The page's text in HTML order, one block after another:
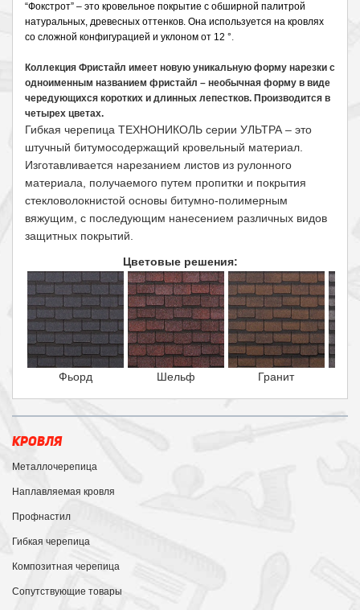
“Фокстрот” – это кровельное покрытие с обширной палитрой
натуральных, древесных оттенков. Она используется на кровлях
со сложной конфигурацией и уклоном от 12 °.
Коллекция Фристайл имеет новую уникальную форму нарезки с
одноименным названием фристайл – необычная форму в виде
чередующихся коротких и длинных лепестков. Производится в
четырех цветах.
Гибкая черепица ТЕХНОНИКОЛЬ серии УЛЬТРА – это
штучный битумосодержащий кровельный материал.
Изготавливается нарезанием листов из рулонного
материала, получаемого путем пропитки и покрытия
стекловолокнистой основы битумно-полимерным
вяжущим, с последующим нанесением различных видов
защитных покрытий.
Цветовые решения:
Фьорд Шельф Гранит
КРОВЛЯ
Металлочерепица
Наплавляемая кровля
Профнастил
Гибкая черепица
Композитная черепица
Сопутствующие товары